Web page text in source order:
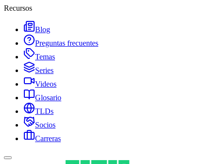
Recursos
Blog
Preguntas frecuentes
Temas
Series
Videos
Glosario
TLDs
Socios
Carreras